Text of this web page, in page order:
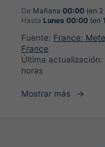
De Mañana 00:00 (en
Hasta Lunes 00:00 (en
Fuente: France:
France
Última actualización:
horas
Mostrar más